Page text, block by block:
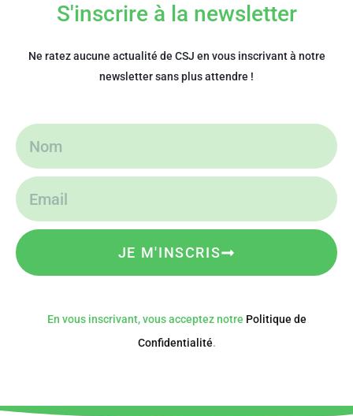
S'inscrire à la newsletter
Ne ratez aucune actualité de CSJ en vous inscrivant à notre
newsletter sans plus attendre !
JE M'INSCRIS
En vous inscrivant, vous acceptez notre Politique de
Confidentialité.